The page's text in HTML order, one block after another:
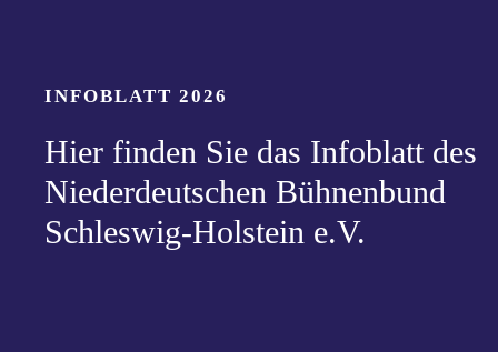
INFOBLATT 2026
Hier finden Sie das Infoblatt des
Niederdeutschen Bühnenbund
Schleswig-Holstein e.V.